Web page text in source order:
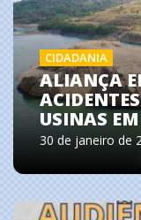
CIDADANIA
ALIANÇA
USINAS
30 de janeiro de